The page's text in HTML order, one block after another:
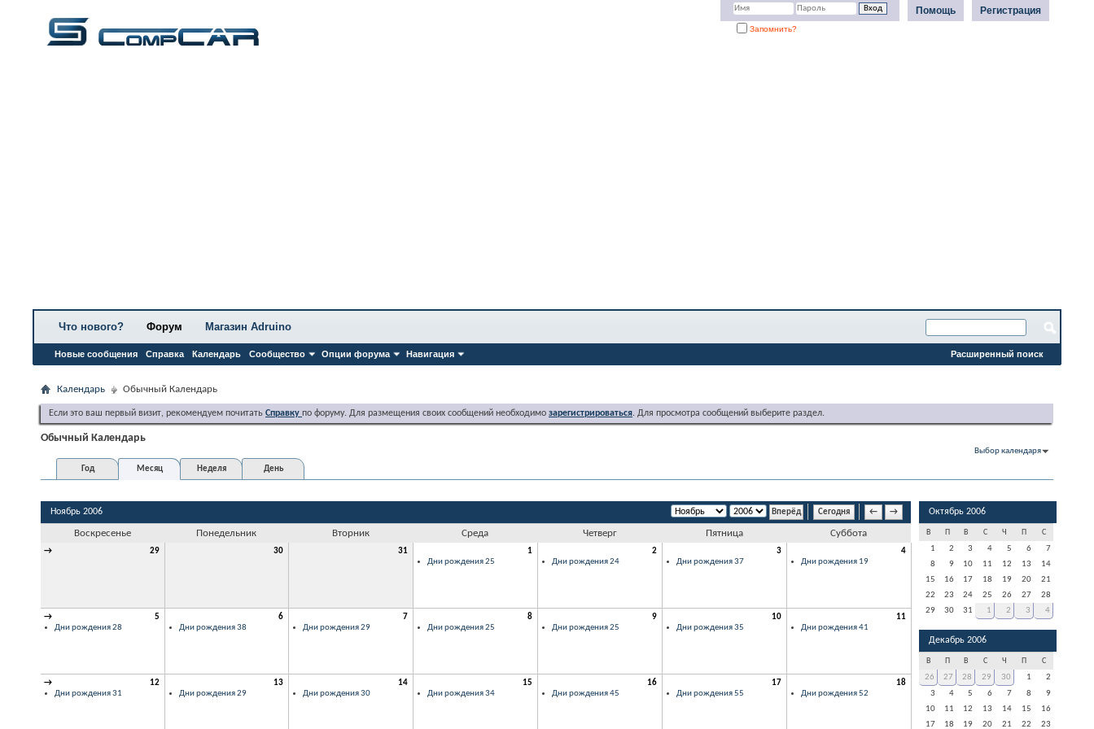
Регистрация
Помощь
Запомнить?
Что нового? Форум
Новые сообщения Справка Календарь Сообщество Опции форума Навигация
Магазин Adruino
Расширенный поиск
Календарь Обычный Календарь
Если это ваш первый визит, рекомендуем почитать Справку по форуму. Для размещения своих сообщений необходимо зарегистрироваться. Для просмотра сообщений выберите раздел.
Обычный Календарь
Выбор календаря
Год
Месяц Неделя День
Сегодня ← →
Ноябрь 2006
Воскресенье Понедельник Вторник Среда Четверг Пятница Суббота
→ 29 30 31
1
Дни рождения 25
2
Дни рождения 24
3
Дни рождения 37
4
Дни рождения 19
→
5
Дни рождения 28
6
Дни рождения 38
7
Дни рождения 29
8
Дни рождения 25
9
Дни рождения 25
10
Дни рождения 35
11
Дни рождения 41
→
12
Дни рождения 31
13
Дни рождения 29
14
Дни рождения 30
15
Дни рождения 34
16
Дни рождения 45
17
Дни рождения 55
18
Дни рождения 52
Октябрь 2006
В В С Ч С
1 2 3 4 5 6
7
8
9 10 11 12 13
14
15
16 17 18 19 20
21
22
23 24 25 26 27
28
29
30 31 1 2 3 4
Декабрь 2006
В В С Ч С
26 27 28 29 30 1
2
3
4 5 6 7 8
9
10
11 12 13 14 15
16
17
18 19 20 21 22 23